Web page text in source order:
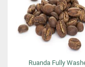
Ruanda Fully